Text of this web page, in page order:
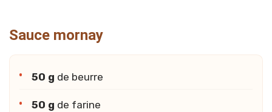
Sauce mornay
50 g de beurre
50 g de farine